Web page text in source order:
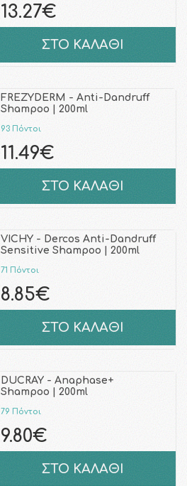
13.27€
ΣΤΟ ΚΑΛΑΘΙ
FREZYDERM - Anti-Dandruff
Shampoo | 200ml
93 Πόντοι
11.49€
ΣΤΟ ΚΑΛΑΘΙ
VICHY - Dercos Anti-Dandruff
Sensitive Shampoo | 200ml
71 Πόντοι
8.85€
ΣΤΟ ΚΑΛΑΘΙ
DUCRAY - Anaphase+
Shampoo | 200ml
79 Πόντοι
9.80€
ΣΤΟ ΚΑΛΑΘΙ